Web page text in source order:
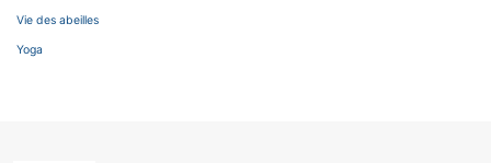
Vie des abeilles
Yoga